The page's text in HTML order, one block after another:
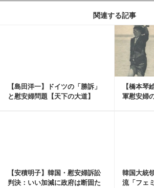
関連する記事
【島田洋一】ドイツの「勝訴」
と慰安婦問題【天下の大道】
【橋本
軍慰安婦
【安積明子】韓国・慰安婦訴訟
判決：いい加減に政府は断固た
韓国大統
流「フェ